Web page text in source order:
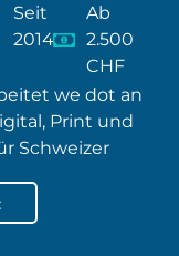
Seit
2014
Ab
2.500
CHF
we dot an
Print und
Schweizer